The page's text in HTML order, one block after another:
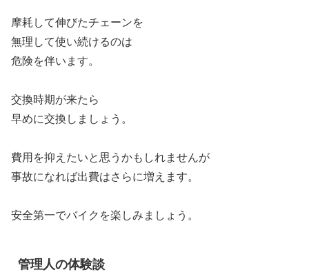
摩耗して伸びたチェーンを
無理して使い続けるのは
危険を伴います。
交換時期が来たら
早めに交換しましょう。
費用を抑えたいと思うかもしれませんが
事故になれば出費はさらに増えます。
安全第一でバイクを楽しみましょう。
管理人の体験談